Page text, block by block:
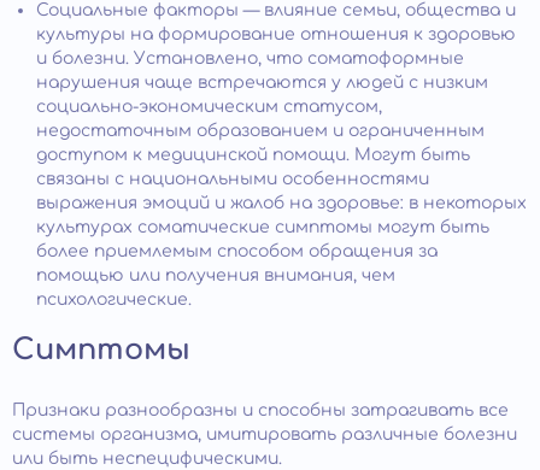
Социальные факторы — влияние семьи, общества и
культуры на формирование отношения к здоровью
и болезни. Установлено, что соматоформные
нарушения чаще встречаются у людей с низким
социально-экономическим статусом,
недостаточным образованием и ограниченным
доступом к медицинской помощи. Могут быть
связаны с национальными особенностями
выражения эмоций и жалоб на здоровье: в некоторых
культурах соматические симптомы могут быть
более приемлемым способом обращения за
помощью или получения внимания, чем
психологические.
Симптомы
Признаки разнообразны и способны затрагивать все
системы организма, имитировать различные болезни
или быть неспецифическими.